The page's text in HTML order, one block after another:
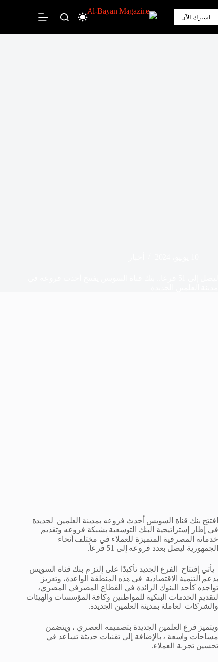
إلى
المحتوى
اشترك الآن
افتتح بنك قناة السويس أحدث فروعه بمدينة العلمين الجديدة
في إطار إستراتيجية البنك التوسعية بشبكة فروعه وتقديم
خدماته المصرفية المتميزة للعملاء في مختلف أنحاء
الجمهورية ليصل بعدد فروعه إلى 51 فرعاً.
يأتي إفتتاح الفرع الجديد تأكيدًا على إلتزام بنك قناة السويس
بدعم التنمية الاقتصادية في هذه المنطقة الواعدة، وتعزيز
تواجده كأحد البنوك الرائدة في القطاع المصرفي المصري،
لتقديم الخدمات البنكية للمواطنين وكافة المؤسسات والهيئات
والشركات العاملة بمدينة العلمين الجديدة.
ويتميز فرع العلمين الجديدة بتصميمه العصري ، ويتضمن
مساحات واسعة ، بالإضافة إلى تقنيات حديثة تساعد في
تحسين تجربة العملاء.